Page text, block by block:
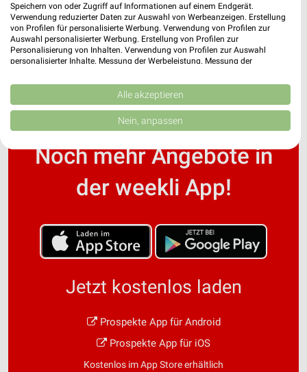
Douglas Wochenprospekt & Angebote für
Landshut
Noch mehr Angebote in
der weekli App!
Jetzt kostenlos laden
Prospekte App für Android
Prospekte App für iOS
Kostenlos im App Store erhältlich
Speichern von oder Zugriff auf Informationen auf einem Endgerät.
Verwendung reduzierter Daten zur Auswahl von Werbeanzeigen. Erstellung
von Profilen für personalisierte Werbung. Verwendung von Profilen zur
Auswahl personalisierter Werbung. Erstellung von Profilen zur
Personalisierung von Inhalten. Verwendung von Profilen zur Auswahl
personalisierter Inhalte. Messung der Werbeleistung. Messung der
Kombinationen von Daten aus verschiedenen Quellen. Entwicklung und
Verbesserung der Angebote. Verwendung reduzierter Daten zur Auswahl
von Inhalten.
Daten können außerhalb der Europäischen Union weitergegeben und in die
Website/App.
Wir nutzen Ihre Daten für folgende Zwecke:
Speichern von oder Zugriff auf Informationen
auf einem Endgerät
Werbeanzeigen
Verwendung von Profilen zur Auswahl
Alle akzeptieren
Nein, anpassen